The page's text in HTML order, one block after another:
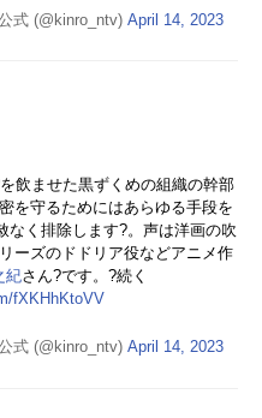
式 (@kinro_ntv) April 14, 2023
飲ませた黒ずくめの組織の幹部
を守るためにはあらゆる手段を
なく排除します?。声は洋画の吹
ーズのドドリア役などアニメ作
紀さん?です。?続く
fXKHhKtoVV
式 (@kinro_ntv) April 14, 2023